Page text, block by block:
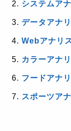
システムア
データアナ
Webアナリ
カラーアナ
フードアナ
スポーツア